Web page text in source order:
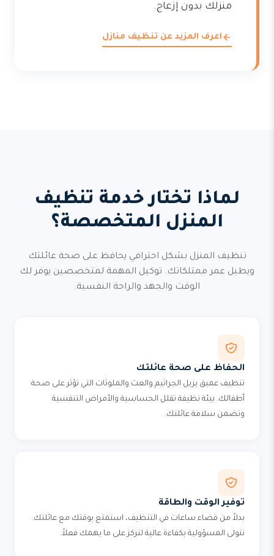
منزلك بدون إزعاج.
اعرف المزيد عن تنظيف منازل
لماذا تختار خدمة تنظيف
المنزل المتخصصة؟
تنظيف المنزل بشكل احترافي يحافظ على صحة عائلتك
ويطيل عمر ممتلكاتك. توكيل المهمة لمتخصصين يوفر لك
الوقت والجهد والراحة النفسية.
الحفاظ على صحة عائلتك
تنظيف عميق يزيل الجراثيم والعث والملوثات التي تؤثر على صحة
أطفالك. بيئة نظيفة تقلل الحساسية والأمراض التنفسية
وتضمن سلامة عائلتك.
توفير الوقت والطاقة
بدلاً من قضاء ساعات في التنظيف، استمتع بوقتك مع عائلتك.
نتولى المسؤولية بكفاءة عالية لتركز على ما يهمك فعلاً.